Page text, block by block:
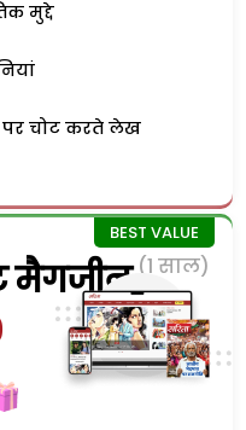
मुद्दे
चोट करते लेख
मैगजीन (1 साल)